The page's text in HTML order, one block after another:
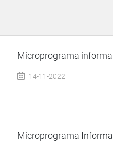
Microprograma
14-11-2022
Microprograma